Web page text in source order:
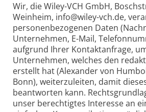
Wir, die Wiley-VCH GmbH,
Weinheim, info@wiley-vch.de,
personenbezogenen Daten
Unternehmen, E-Mail,
aufgrund Ihrer Kontaktanfrage,
Unternehmen, welches den
erstellt hat (Alexander von
Bonn), weiterzuleiten, damit
beantworten kann.
unser berechtigtes Interesse an